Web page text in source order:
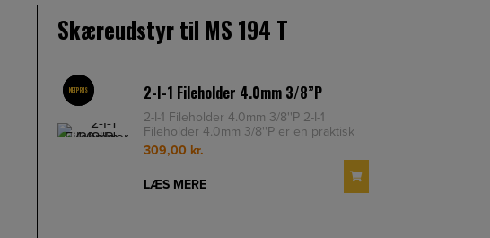
Skæreudstyr til MS 194 T
TILBUD
NETPRIS 2-I-1 Fileholder 4.0mm 3/8”P
2-I-1 Fileholder 4.0mm 3/8''P 2-I-1
Fileholder 4.0mm 3/8''P er en praktisk
multifil til filning af
309,00 kr.
LÆS MERE